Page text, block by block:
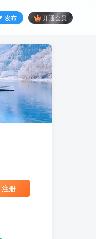
发布 开通会员
注册